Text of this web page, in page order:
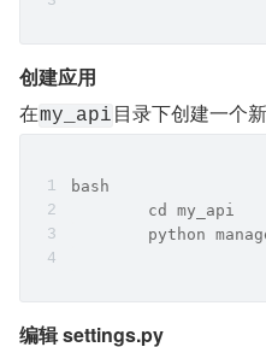
创建应用
在my_api 目录下创建一个
bash
	cd my_api
python
编辑 settings.py